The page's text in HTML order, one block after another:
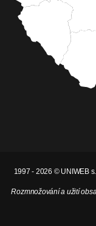
1997 - 2026 © UNIWEB
Rozmnožování a užití